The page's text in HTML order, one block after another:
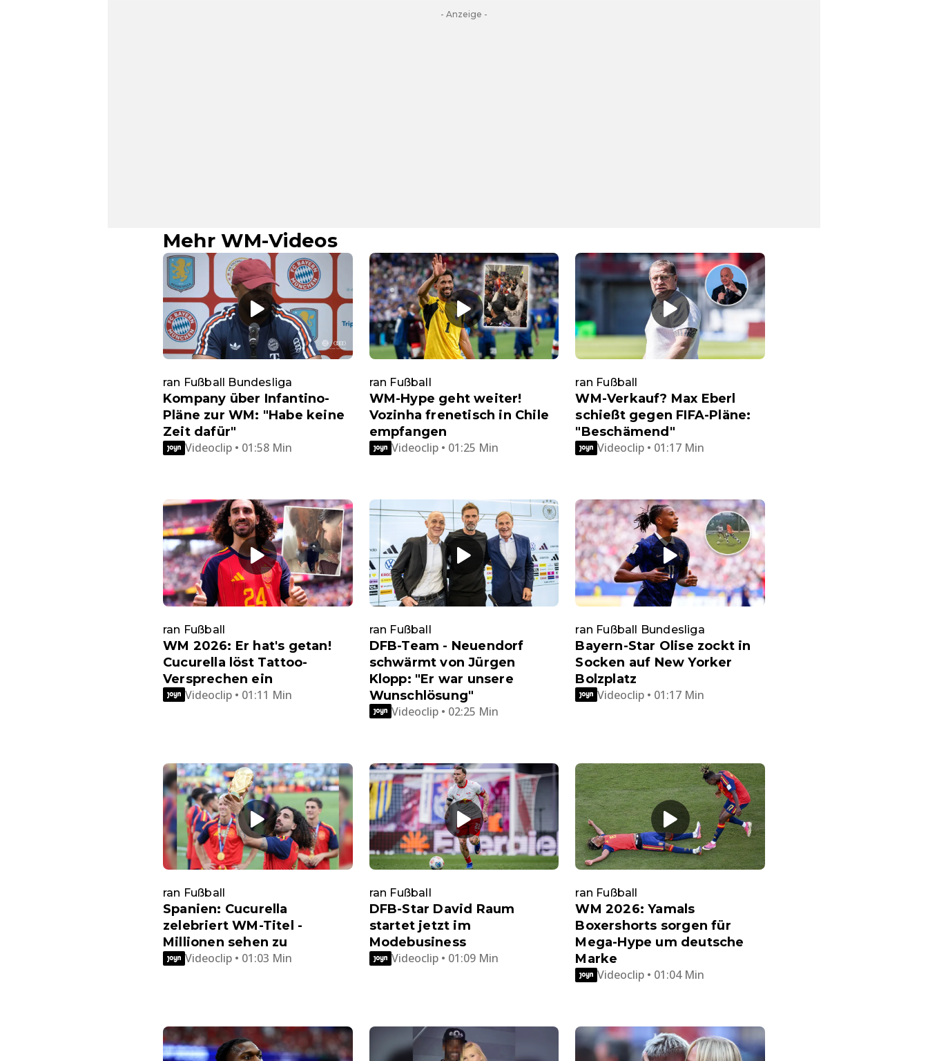
- Anzeige -
Mehr WM-Videos
ran Fußball Bundesliga
Kompany über Infantino-
Pläne zur WM: "Habe keine
Zeit dafür"
Videoclip • 01:58 Min
ran Fußball
WM-Hype geht weiter!
Vozinha frenetisch in Chile
empfangen
Videoclip • 01:25 Min
ran Fußball
WM-Verkauf? Max Eberl
schießt gegen FIFA-Pläne:
"Beschämend"
Videoclip • 01:17 Min
ran Fußball
WM 2026: Er hat's getan!
Cucurella löst Tattoo-
Versprechen ein
Videoclip • 01:11 Min
ran Fußball
DFB-Team - Neuendorf
schwärmt von Jürgen
Klopp: "Er war unsere
Wunschlösung"
Videoclip • 02:25 Min
ran Fußball Bundesliga
Bayern-Star Olise zockt in
Socken auf New Yorker
Bolzplatz
Videoclip • 01:17 Min
ran Fußball
Spanien: Cucurella
zelebriert WM-Titel -
Millionen sehen zu
Videoclip • 01:03 Min
ran Fußball
DFB-Star David Raum
startet jetzt im
Modebusiness
Videoclip • 01:09 Min
ran Fußball
WM 2026: Yamals
Boxershorts sorgen für
Mega-Hype um deutsche
Marke
Videoclip • 01:04 Min